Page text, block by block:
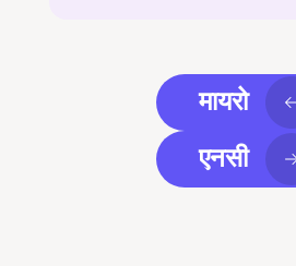
मायरो
एनसी